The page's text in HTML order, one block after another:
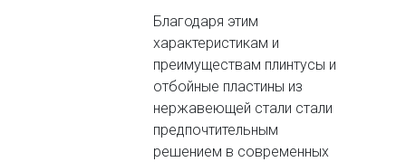
Благодаря этим
характеристикам и
преимуществам плинтусы и
отбойные пластины из
нержавеющей стали стали
предпочтительным
решением в современных